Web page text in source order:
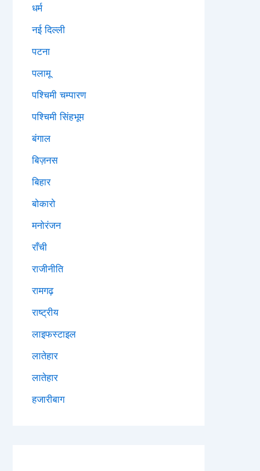
धर्म
नई दिल्ली
पटना
पलामू
पश्चिमी चम्पारण
पश्चिमी सिंहभूम
बंगाल
बिज़नस
बिहार
बोकारो
मनोरंजन
राँची
राजीनीति
रामगढ़
राष्ट्रीय
लाइफस्टाइल
लातेहार
लातेहार
हजारीबाग